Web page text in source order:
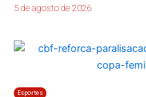
5 de agosto de 2026
Esportes